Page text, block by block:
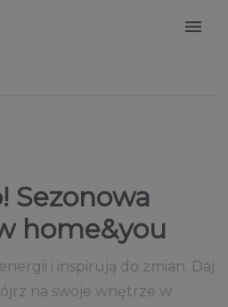
Sezonowa
home&you
i inspirują do zmian. Daj
na swoje wnętrze w